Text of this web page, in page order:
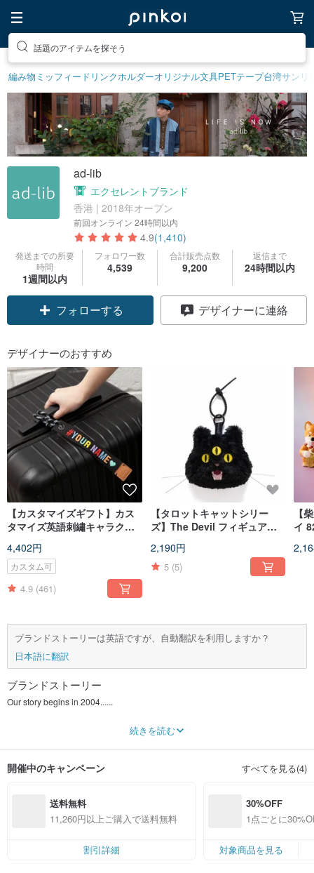
話題のアイテムを探そう
編み物 ミッフィー ドリンクホルダーオリジナル文具PETテープ台湾サンリ
ad-lib
エクセレントブランド
香港 | 2018年オープン
前回オンライン 24時間以内
4.9(1,410)
発送までの所要
時間
1週間以内
フォロワー数
4,539
合計販売点数
9,200
返信まで
24時間以内
クーポン取得
デザイナーに連絡
デザイナーのおすすめ
【カスタマイズギフト】カス
タマイズ英語刺繡キャラクタ
インボー刺繡ラゲッジベルト
（EMA002）
4,402円
カスタム可
4.9 (461)
【タロットキャットシリー
ズ】The Devil フィギュアマ
ック (AA543)
2,190円
5 (5)
【
イ
ブランドストーリーは英語ですが、自動翻訳を利用しますか？
日本語に翻訳
ブランドストーリー
Our story begins in 2004......
“Life is Now” - do what you love now.
– has been at the heart of ad-lib’s strategy. We embed the storytelling into our
fashion design, as we believe it’s important for us to engage our customers
emotionally. The customers who resonate with our philosophy can enjoy the
続きを読む
開催中のキャンペーン すべてを見る(4)
送料無料
11,260円以上ご購入で送料無料
割引詳細
30%OFF
1点ごとに
対象商品を見る